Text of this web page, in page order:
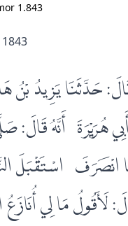
1.843
ابْنُ قُتَيْبَةَ، قَالَ‏:‏ حَدَّثَنَا
أَنَّهُ قَالَ‏:‏
انْصَرَفَ، اسْتَقْبَلَ
لَأَقُولُ مَا لِي أُنَازَعُ